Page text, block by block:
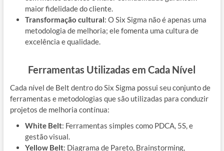
maior fidelidade do cliente.
Transformação cultural: O Six Sigma não é apenas uma
metodologia de melhoria; ele fomenta uma cultura de
excelência e qualidade.
Ferramentas Utilizadas em Cada Nível
Cada nível de Belt dentro do Six Sigma possui seu conjunto de
ferramentas e metodologias que são utilizadas para conduzir
projetos de melhoria contínua:
White Belt: Ferramentas simples como PDCA, 5S, e
gestão visual.
Yellow Belt: Diagrama de Pareto, Brainstorming,